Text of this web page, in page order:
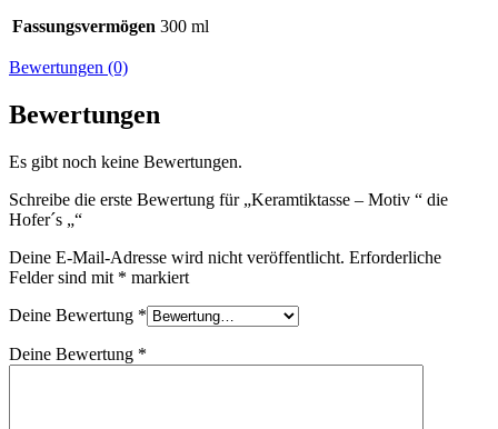
Fassungsvermögen 300 ml
Bewertungen (0)
Bewertungen
Es gibt noch keine Bewertungen.
Schreibe die erste Bewertung für „Keramtiktasse – Motiv “ die
Hofer´s „“
Deine E-Mail-Adresse wird nicht veröffentlicht. Erforderliche
Felder sind mit * markiert
Deine Bewertung *
Deine Bewertung *